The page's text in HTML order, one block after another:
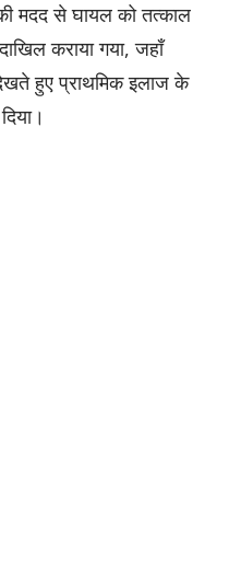
मदद से घायल को तत्काल
कराया गया, जहाँ
हुए प्राथमिक इलाज के